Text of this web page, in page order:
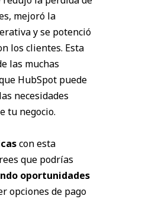
mejoró la
y se potenció
los clientes. Esta
las muchas
HubSpot puede
necesidades
tu negocio.
con esta
que podrías
oportunidades
opciones de pago